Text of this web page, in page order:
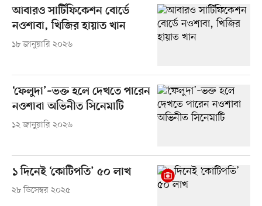
আবারও সার্টিফিকেশন বোর্ডে
নওশাবা, খিজির হায়াত খান
১৮ জানুয়ারি ২০২৬
‘ফেলুদা’–ভক্ত হলে দেখতে পারেন
নওশাবা অভিনীত সিনেমাটি
১২ জানুয়ারি ২০২৬
১ দিনেই ‘কোটিপতি’ ৫০ লাখ
২৮ ডিসেম্বর ২০২৫